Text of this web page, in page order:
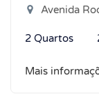
Avenida
2 Quartos
Mais